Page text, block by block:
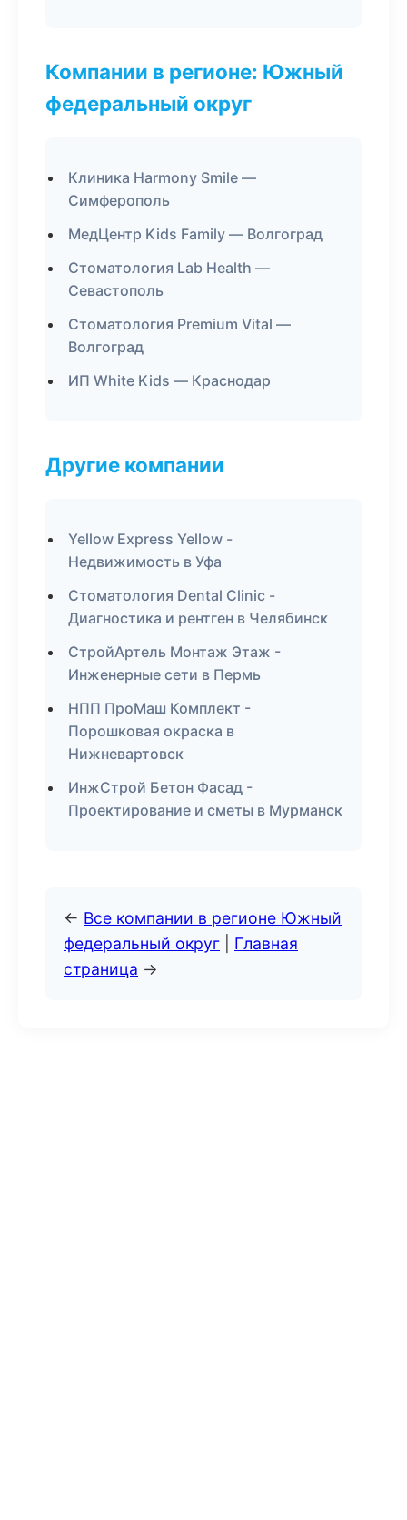
Компании в регионе: Южный
федеральный округ
Клиника Harmony Smile —
Симферополь
МедЦентр Kids Family — Волгоград
Стоматология Lab Health —
Севастополь
Стоматология Premium Vital —
Волгоград
ИП White Kids — Краснодар
Другие компании
Yellow Express Yellow -
Недвижимость в Уфа
Стоматология Dental Clinic -
Диагностика и рентген в Челябинск
СтройАртель Монтаж Этаж -
Инженерные сети в Пермь
НПП ПроМаш Комплект -
Порошковая окраска в
Нижневартовск
ИнжСтрой Бетон Фасад -
Проектирование и сметы в Мурманск
← Все компании в регионе Южный
федеральный округ
Главная
страница →